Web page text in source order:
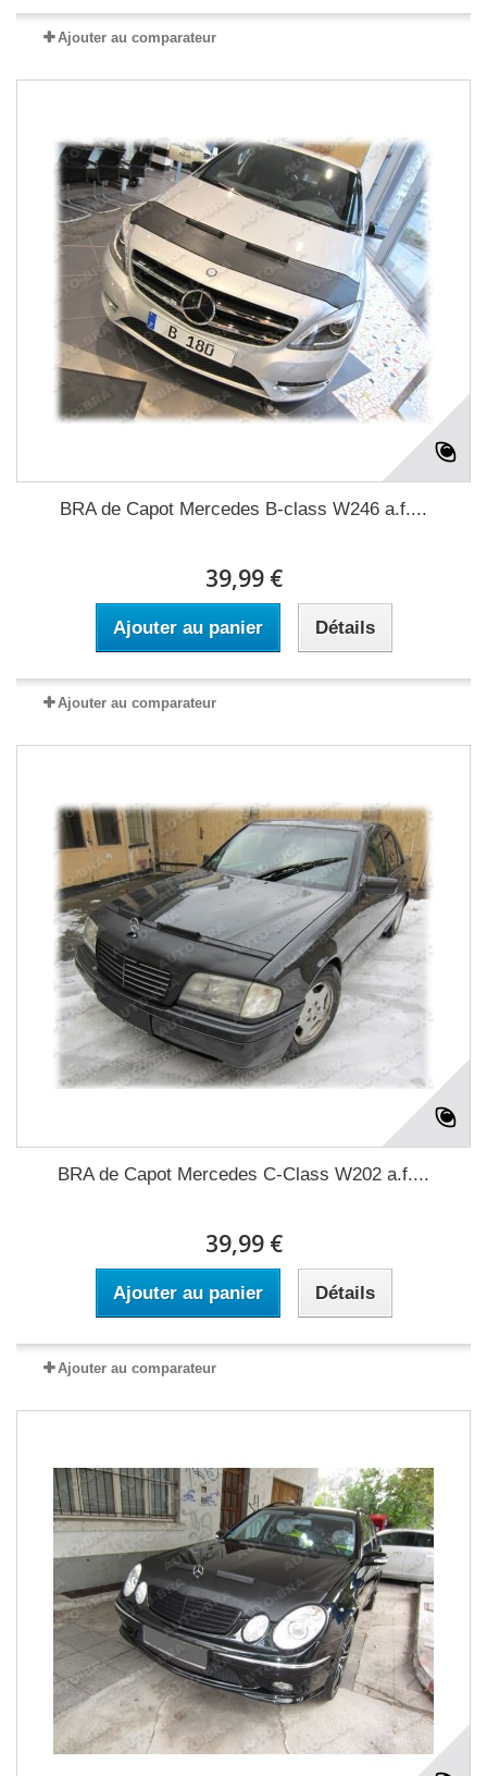
Ajouter au comparateur
BRA de Capot Mercedes B-class W246 a.f....
39,99 €
Ajouter au panier Détails
Ajouter au comparateur
BRA de Capot Mercedes C-Class W202 a.f....
39,99 €
Ajouter au panier Détails
Ajouter au comparateur